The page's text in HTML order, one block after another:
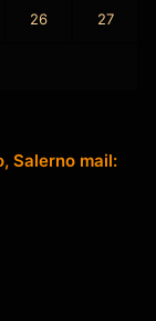
26 27
Salerno mail: